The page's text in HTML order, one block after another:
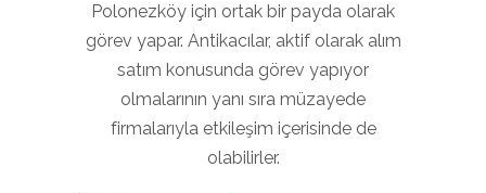
Polonezköy için ortak bir payda olarak
görev yapar. Antikacılar, aktif olarak alım
satım konusunda görev yapıyor
olmalarının yanı sıra müzayede
firmalarıyla etkileşim içerisinde de
olabilirler.